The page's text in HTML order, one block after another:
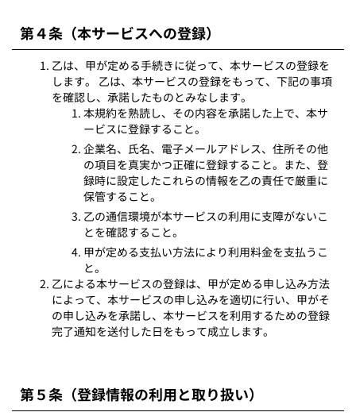
第４条（本サービスへの登録）
乙は、甲が定める手続きに従って、本サービスの登録を
します。 乙は、本サービスの登録をもって、下記の事項
を確認し、承諾したものとみなします。
本規約を熟読し、その内容を承諾した上で、本サ
ービスに登録すること。
企業名、氏名、電子メールアドレス、住所その他
の項目を真実かつ正確に登録すること。また、登
録時に設定したこれらの情報を乙の責任で厳重に
保管すること。
乙の通信環境が本サービスの利用に支障がないこ
とを確認すること。
甲が定める支払い方法により利用料金を支払うこ
と。
乙による本サービスの登録は、甲が定める申し込み方法
によって、本サービスの申し込みを適切に行い、甲がそ
の申し込みを承諾し、本サービスを利用するための登録
完了通知を送付した日をもって成立します。
第５条（登録情報の利用と取り扱い）